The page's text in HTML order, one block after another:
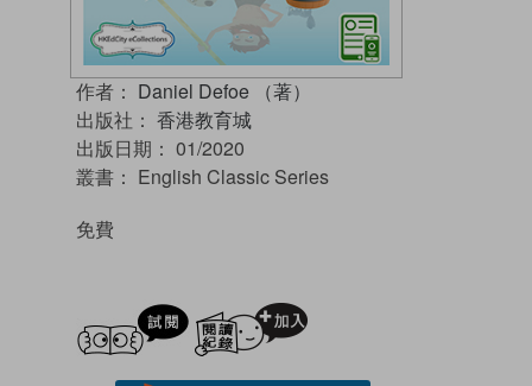
作者： Daniel Defoe （著）
出版社： 香港教育城
出版日期： 01/2020
叢書： English Classic Series
免費
試閲